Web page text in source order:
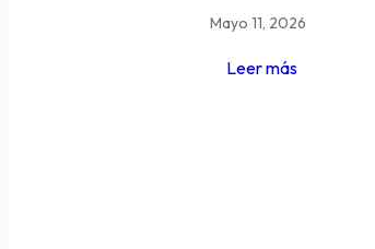
Mayo 11, 2026
Leer más